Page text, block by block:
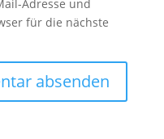
Adresse und
für die nächste